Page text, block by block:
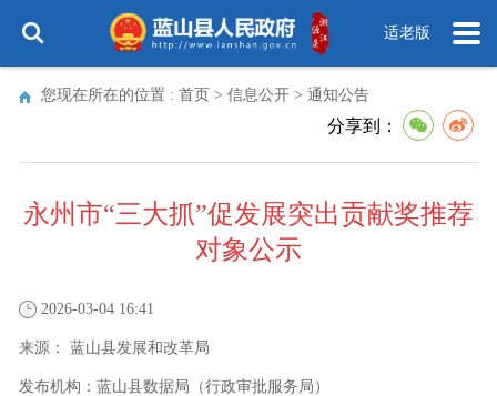
适老版
您现在所在的位置 : 首页 > 信息公开 > 通知公告
分享到：
永州市“三大抓”促发展突出贡献奖推荐
对象公示
2026-03-04 16:41
来源： 蓝山县发展和改革局
发布机构： 蓝山县数据局（行政审批服务局）